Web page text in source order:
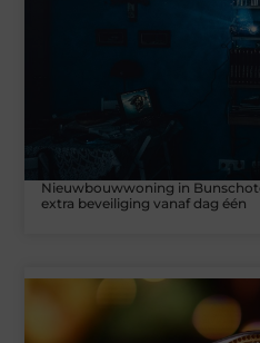
Nieuwbouwwoning in
extra beveiliging vanaf dag één